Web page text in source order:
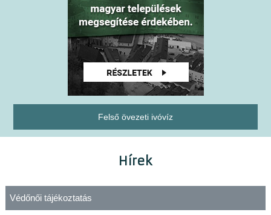
Felső övezeti ivóvíz
Hírek
Védőnői tájékoztatás